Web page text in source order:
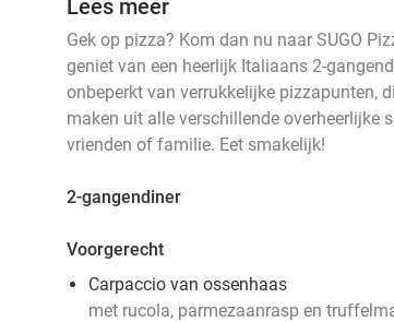
Lees meer
Gek op pizza? Kom dan nu naar SUGO
geniet van een heerlijk Italiaans 2-
onbeperkt van verrukkelijke pizzapunten,
maken uit alle verschillende overheerlijke
vrienden of familie. Eet smakelijk!
2-gangendiner
Voorgerecht
Carpaccio van ossenhaas
met rucola, parmezaanrasp en